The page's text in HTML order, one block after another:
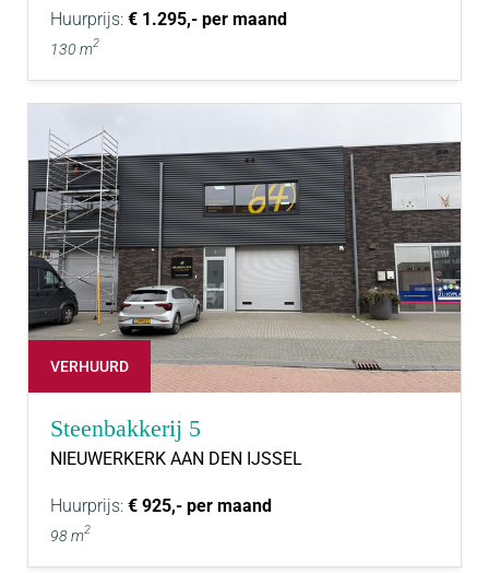
Huurprijs: € 1.295,- per maand
130 m2
VERHUURD
Steenbakkerij 5
NIEUWERKERK AAN DEN IJSSEL
Huurprijs: € 925,- per maand
98 m2